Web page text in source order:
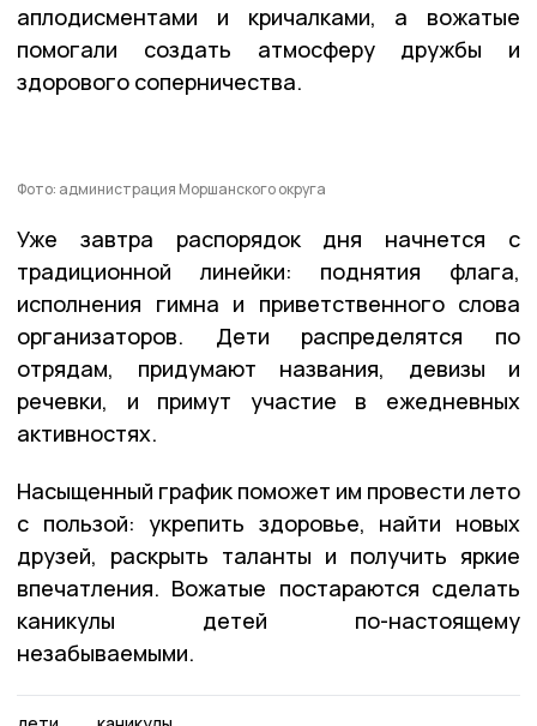
аплодисментами и кричалками, а вожатые
помогали создать атмосферу дружбы и
здорового соперничества.
Фото: администрация Моршанского округа
Уже завтра распорядок дня начнется с
традиционной линейки: поднятия флага,
исполнения гимна и приветственного слова
организаторов. Дети распределятся по
отрядам, придумают названия, девизы и
речевки, и примут участие в ежедневных
активностях.
Насыщенный график поможет им провести лето
с пользой: укрепить здоровье, найти новых
друзей, раскрыть таланты и получить яркие
впечатления. Вожатые постараются сделать
каникулы детей по-настоящему
незабываемыми.